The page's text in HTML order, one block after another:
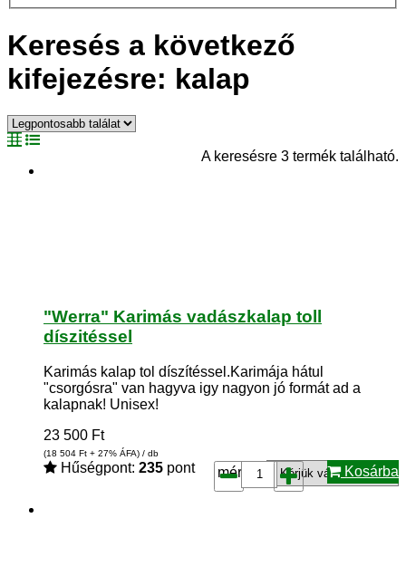
Keresés a következő
kifejezésre: kalap
A keresésre 3 termék található.
"Werra" Karimás vadászkalap toll
díszitéssel
Karimás kalap tol díszítéssel.Karimája hátul
"csorgósra" van hagyva igy nagyon jó formát ad a
kalapnak! Unisex!
23 500 Ft
(18 504 Ft + 27% ÁFA) / db
Hűségpont: 235 pont méret*: Kosárba